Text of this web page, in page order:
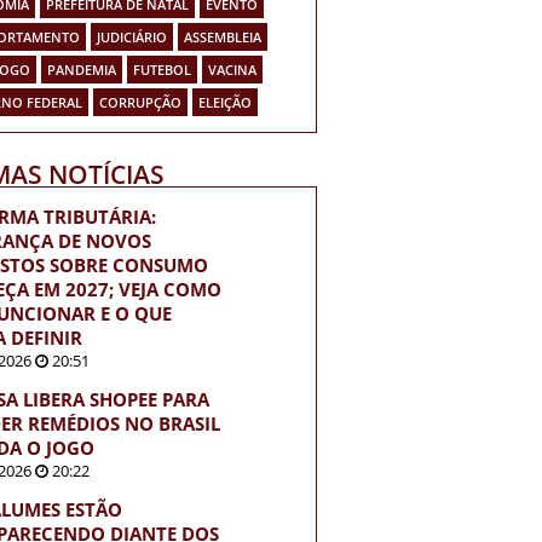
PREFEITURA DE NATAL
EVENTO
JUDICIÁRIO
ASSEMBLEIA
PANDEMIA FUTEBOL
VACINA
FEDERAL
CORRUPÇÃO ELEIÇÃO
NOTÍCIAS
TRIBUTÁRIA:
DE NOVOS
SOBRE CONSUMO
EM 2027; VEJA COMO
E O QUE
DEFINIR
20:51
LIBERA SHOPEE PARA
REMÉDIOS NO BRASIL
O JOGO
20:22
ESTÃO
DIANTE DOS